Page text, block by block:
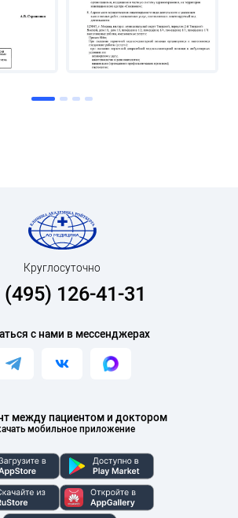
между пациентом и доктором
мобильное приложение
Круглосуточно
(495) 126-41-31
с нами в мессенджерах